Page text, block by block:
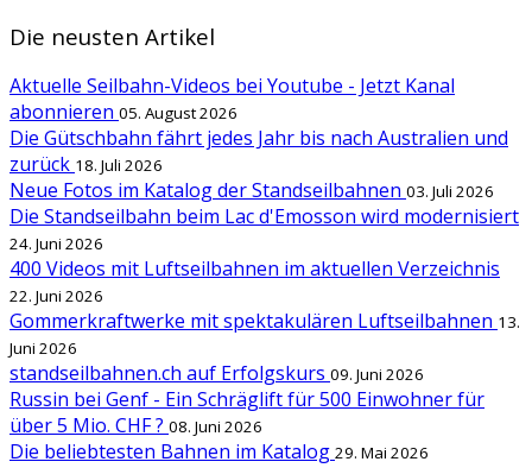
Die neusten Artikel
Aktuelle Seilbahn-Videos bei Youtube - Jetzt Kanal
abonnieren 05. August 2026
Die Gütschbahn fährt jedes Jahr bis nach Australien und
zurück 18. Juli 2026
Neue Fotos im Katalog der Standseilbahnen 03. Juli 2026
Die Standseilbahn beim Lac d'Emosson wird modernisiert
24. Juni 2026
400 Videos mit Luftseilbahnen im aktuellen Verzeichnis
22. Juni 2026
Gommerkraftwerke mit spektakulären Luftseilbahnen 13.
Juni 2026
standseilbahnen.ch auf Erfolgskurs 09. Juni 2026
Russin bei Genf - Ein Schräglift für 500 Einwohner für
über 5 Mio. CHF ? 08. Juni 2026
Die beliebtesten Bahnen im Katalog 29. Mai 2026